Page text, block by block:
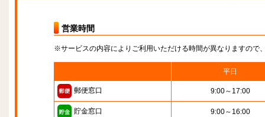
営業時間
※サービスの内容によりご利用いただける時間が異なりますので
平日
郵便窓口 9:00～17:00
貯金窓口 9:00～16:00